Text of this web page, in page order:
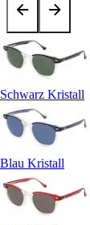
Schwarz Kristall
Blau Kristall